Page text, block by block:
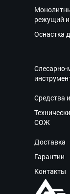
режущий
Оснастка
Средства
СОЖ
Доставка
Гарантии
Контакты